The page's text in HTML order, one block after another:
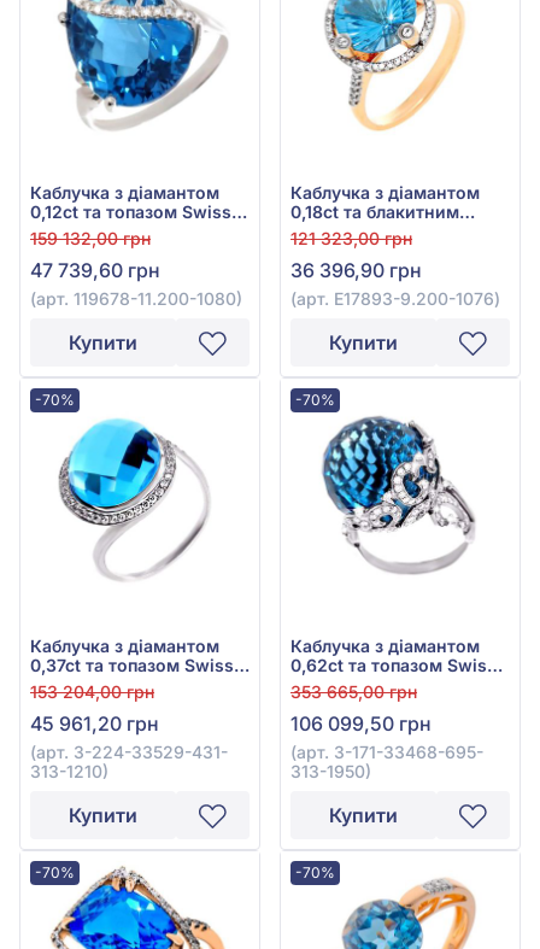
Каблучка з діамантом
0,12ct та топазом Swiss
Blue 14,13ct із білого
золота 585°, арт. 119678-
11.200-1080
159 132,00 грн
47 739,60 грн
(арт. 119678-11.200-1080)
Купити
Каблучка з діамантом
0,18ct та блакитним
топазом Swiss Blue
3,72ct із червоного
золота 585°, арт. E17893-
9.200-1076
121 323,00 грн
36 396,90 грн
(арт. E17893-9.200-1076)
Купити
-70%
Каблучка з діамантом
0,37ct та топазом Swiss
Blue 6,93ct із білого
золота 585°, арт. 3-224-
33529-431-313-1210
153 204,00 грн
45 961,20 грн
(арт. 3-224-33529-431-
313-1210)
Купити
-70%
Каблучка з діамантом
0,62ct та топазом Swiss
Blue 32,35ct із білого
золота 585°, арт. 3-171-
33468-695-313-1950
353 665,00 грн
106 099,50 грн
(арт. 3-171-33468-695-
313-1950)
Купити
-70% -70%